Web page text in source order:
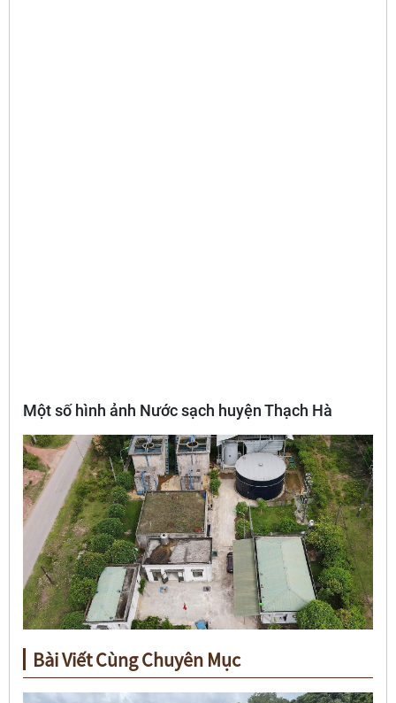
Một số hình ảnh Nước sạch huyện Thạch Hà
Bài Viết Cùng Chuyên Mục